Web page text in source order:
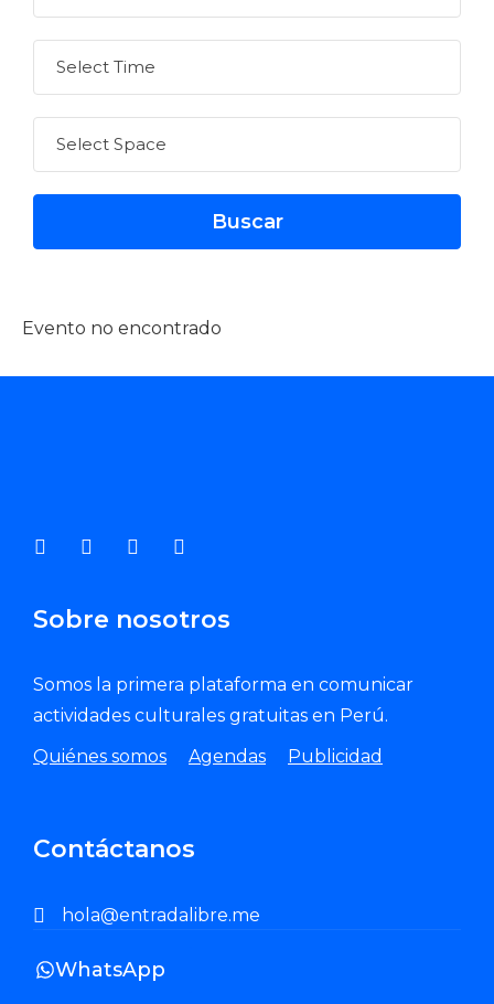
Evento no encontrado
Sobre nosotros
Somos la primera plataforma en comunicar
actividades culturales gratuitas en Perú.
Quiénes somos
Agendas Publicidad
Contáctanos
hola@entradalibre.me
WhatsApp